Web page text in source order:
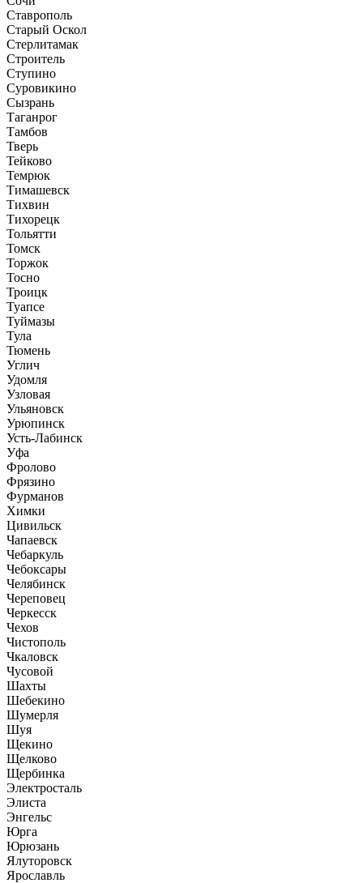
Ставрополь
Старый Оскол
Стерлитамак
Строитель
Ступино
Суровикино
Сызрань
Таганрог
Тамбов
Тверь
Тейково
Темрюк
Тимашевск
Тихвин
Тихорецк
Тольятти
Томск
Торжок
Тосно
Троицк
Туапсе
Туймазы
Тула
Тюмень
Углич
Удомля
Узловая
Ульяновск
Урюпинск
Усть-Лабинск
Уфа
Фролово
Фрязино
Фурманов
Химки
Цивильск
Чапаевск
Чебаркуль
Чебоксары
Челябинск
Череповец
Черкесск
Чехов
Чистополь
Чкаловск
Чусовой
Шахты
Шебекино
Шумерля
Шуя
Щекино
Щелково
Щербинка
Электросталь
Элиста
Энгельс
Юрга
Юрюзань
Ялуторовск
Ярославль